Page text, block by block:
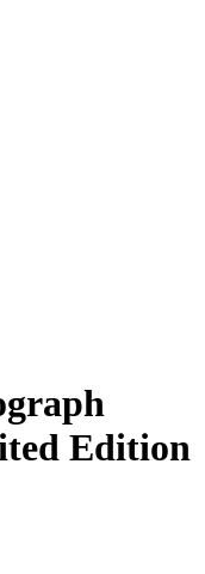
Edition